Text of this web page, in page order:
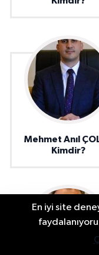
Mehmet Anıl
Kimdir?
En iyi site
2 Buzağı
Ünsal Sahne